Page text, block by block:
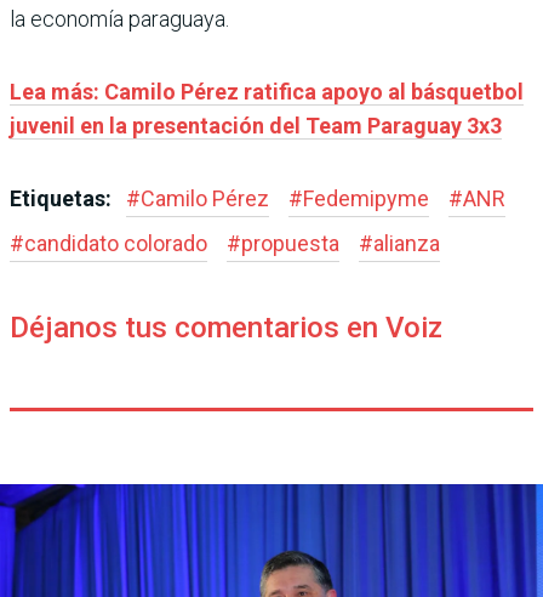
la economía paraguaya.
Lea más: Camilo Pérez ratifica apoyo al básquetbol
juvenil en la presentación del Team Paraguay 3x3
Etiquetas: #Camilo Pérez #Fedemipyme #ANR
#candidato colorado #propuesta #alianza
Déjanos tus comentarios en Voiz